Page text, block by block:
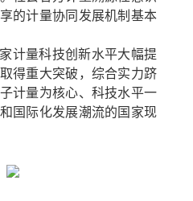
的计量协同发展机制基本
计量科技创新水平大幅提
得重大突破，综合实力跻
计量为核心、科技水平一
国际化发展潮流的国家现